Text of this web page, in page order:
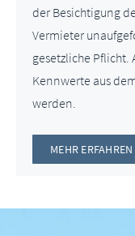
der Besichtigung
Vermieter
gesetzliche
Kennwerte aus
werden.
MEHR ERFAHREN